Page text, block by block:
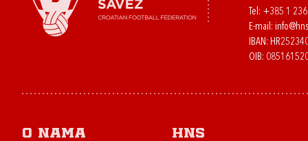
Tel: +385 1
E-mail:
IBAN:
OIB:
O nama HNS